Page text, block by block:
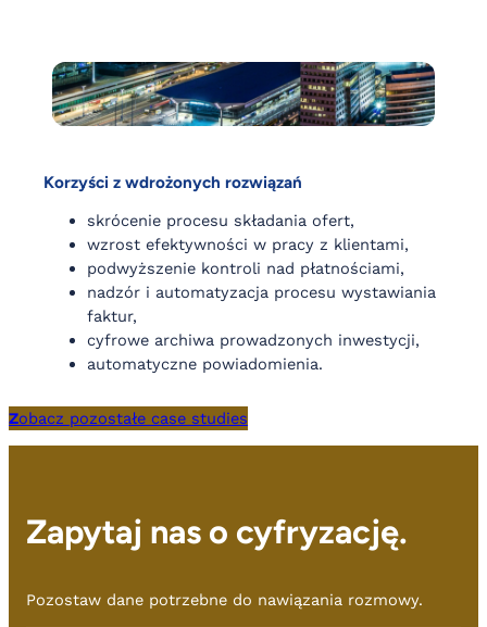
Korzyści z wdrożonych rozwiązań
skrócenie procesu składania ofert,
wzrost efektywności w pracy z klientami,
podwyższenie kontroli nad płatnościami,
nadzór i automatyzacja procesu wystawiania
faktur,
cyfrowe archiwa prowadzonych inwestycji,
automatyczne powiadomienia.
Zobacz pozostałe case studies
Zapytaj nas o cyfryzację.
Pozostaw dane potrzebne do nawiązania rozmowy.